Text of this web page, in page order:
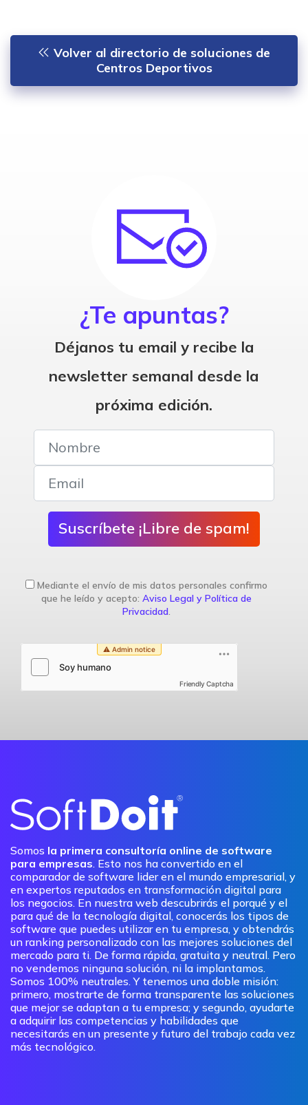
Volver al directorio de soluciones de
Centros Deportivos
¿Te apuntas?
Déjanos tu email y recibe la
newsletter semanal desde la
próxima edición.
Suscríbete ¡Libre de spam!
Mediante el envío de mis datos personales confirmo
que he leído y acepto: Aviso Legal y Política de
Privacidad.
Friendly Captcha
Somos la primera consultoría online de software
para empresas. Esto nos ha convertido en el
comparador de software lider en el mundo empresarial, y
en expertos reputados en transformación digital para
los negocios. En nuestra web descubrirás el porqué y el
para qué de la tecnología digital, conocerás los tipos de
software que puedes utilizar en tu empresa, y obtendrás
un ranking personalizado con las mejores soluciones del
mercado para ti. De forma rápida, gratuita y neutral. Pero
no vendemos ninguna solución, ni la implantamos.
Somos 100% neutrales. Y tenemos una doble misión:
primero, mostrarte de forma transparente las soluciones
que mejor se adaptan a tu empresa; y segundo, ayudarte
a adquirir las competencias y habilidades que
necesitarás en un presente y futuro del trabajo cada vez
más tecnológico.